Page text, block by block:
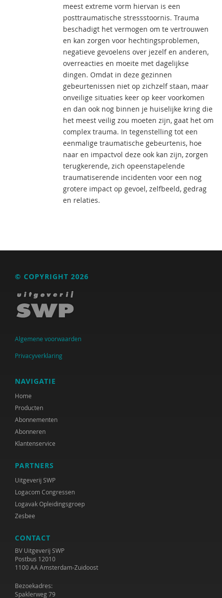
meest extreme vorm hiervan is een
posttraumatische stressstoornis. Trauma
beschadigt het vermogen om te vertrouwen
en kan zorgen voor hechtingsproblemen,
negatieve gevoelens over jezelf en anderen,
overreacties en moeite met dagelijkse
dingen. Omdat in deze gezinnen
gebeurtenissen niet op zichzelf staan, maar
onveilige situaties keer op keer voorkomen
en dan ook nog binnen je huiselijke kring die
het meest veilig zou moeten zijn, gaat het om
complex trauma. In tegenstelling tot een
eenmalige traumatische gebeurtenis, hoe
naar en impactvol deze ook kan zijn, zorgen
terugkerende, zich opeenstapelende
traumatiserende incidenten voor een nog
grotere impact op gevoel, zelfbeeld, gedrag
en relaties.
© COPYRIGHT 2026
Algemene voorwaarden
Privacyverklaring
NAVIGATIE
Home
Producten
Abonnementen
Abonneren
Klantenservice
PARTNERS
Uitgeverij SWP
Logacom Congressen
Logavak Opleidingsgroep
Zesbee
CONTACT
BV Uitgeverij SWP
Postbus 12010
1100 AA Amsterdam-Zuidoost
Bezoekadres:
Spaklerweg 79